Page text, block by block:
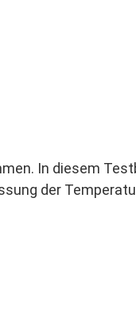
In diesem
der